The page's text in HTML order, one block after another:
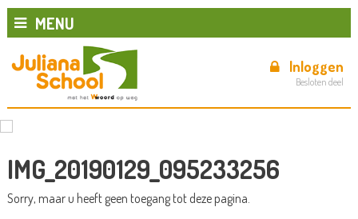
MENU
Inloggen
Besloten deel
IMG_20190129_095233256
Sorry, maar u heeft geen toegang tot deze pagina.